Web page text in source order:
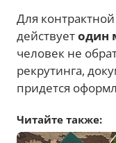
Для
действуетодин
человек не
рекрутинга,
придется
Читайте также: